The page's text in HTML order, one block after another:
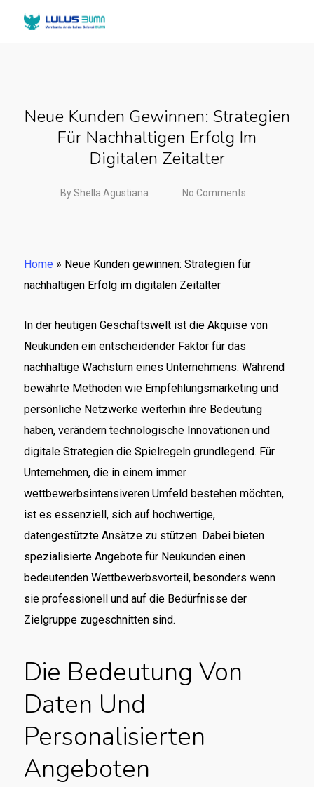
Neue Kunden Gewinnen: Strategien
Für Nachhaltigen Erfolg Im
Digitalen Zeitalter
ByShella Agustiana No Comments
Home » Neue Kunden gewinnen: Strategien für
nachhaltigen Erfolg im digitalen Zeitalter
In der heutigen Geschäftswelt ist die Akquise von
Neukunden ein entscheidender Faktor für das
nachhaltige Wachstum eines Unternehmens. Während
bewährte Methoden wie Empfehlungsmarketing und
persönliche Netzwerke weiterhin ihre Bedeutung
haben, verändern technologische Innovationen und
digitale Strategien die Spielregeln grundlegend. Für
Unternehmen, die in einem immer
wettbewerbsintensiveren Umfeld bestehen möchten,
ist es essenziell, sich auf hochwertige,
datengestützte Ansätze zu stützen. Dabei bieten
spezialisierte Angebote für Neukunden einen
bedeutenden Wettbewerbsvorteil, besonders wenn
sie professionell und auf die Bedürfnisse der
Zielgruppe zugeschnitten sind.
Die Bedeutung Von
Daten Und
Personalisierten
Angeboten